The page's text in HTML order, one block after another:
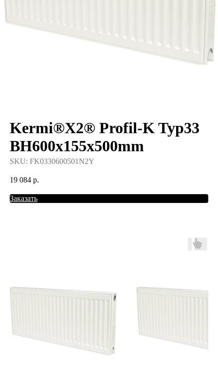
Kermi®X2® Profil-K Typ33
BH600x155x500mm
SKU: FK0330600501N2Y
19 084 р.
Заказать